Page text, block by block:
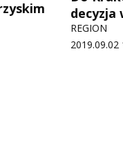
decyzja
REGION
2019.09.02